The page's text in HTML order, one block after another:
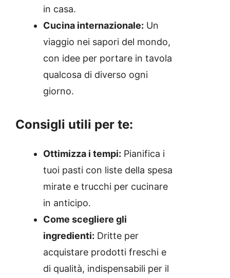
in casa.
Cucina internazionale: Un
viaggio nei sapori del mondo,
con idee per portare in tavola
qualcosa di diverso ogni
giorno.
Consigli utili per te:
Ottimizza i tempi: Pianifica i
tuoi pasti con liste della spesa
mirate e trucchi per cucinare
in anticipo.
Come scegliere gli
ingredienti: Dritte per
acquistare prodotti freschi e
di qualità, indispensabili per il